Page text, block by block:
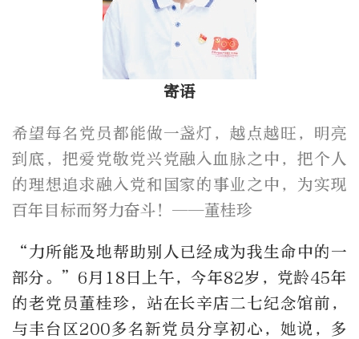
寄语
希望每名党员都能做一盏灯，越点越旺，明亮
到底，把爱党敬党兴党融入血脉之中，把个人
的理想追求融入党和国家的事业之中，为实现
百年目标而努力奋斗！——董桂珍
“力所能及地帮助别人已经成为我生命中的一
部分。”6月18日上午，今年82岁，党龄45年
的老党员董桂珍，站在长辛店二七纪念馆前，
与丰台区200多名新党员分享初心，她说，多